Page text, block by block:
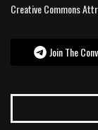
Creative Commons
Join The